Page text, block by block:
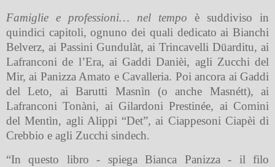
Famiglie e professioni… nel tempo è suddiviso in
quindici capitoli, ognuno dei quali dedicato ai Bianchi
Belverz, ai Passini Gundulàt, ai Trincavelli Düarditu, ai
Lafranconi de l’Era, ai Gaddi Danièi, agli Zucchi del
Mir, ai Panizza Amato e Cavalleria. Poi ancora ai Gaddi
del Leto, ai Barutti Masnìn (o anche Masnétt), ai
Lafranconi Tonàni, ai Gilardoni Prestinée, ai Comini
del Mentìn, agli Alippi “Det”, ai Ciappesoni Ciapèi di
Crebbio e agli Zucchi sindech.
“In questo libro - spiega Bianca Panizza - il filo